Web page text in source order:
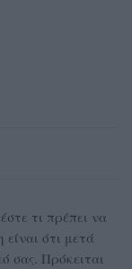
τι πρέπει να
ότι μετά
σας. Πρόκειται